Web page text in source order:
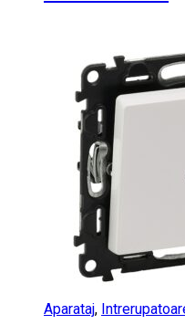
Aparataj,